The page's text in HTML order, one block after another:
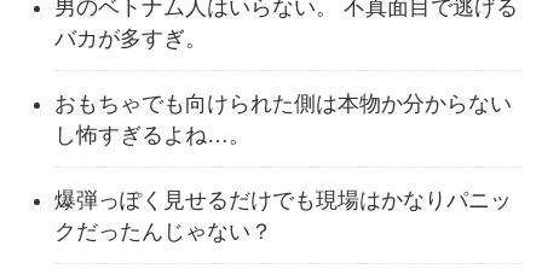
男のベトナム人はいらない。 不真面目で逃げる
バカが多すぎ。
おもちゃでも向けられた側は本物か分からない
し怖すぎるよね…。
爆弾っぽく見せるだけでも現場はかなりパニッ
クだったんじゃない？